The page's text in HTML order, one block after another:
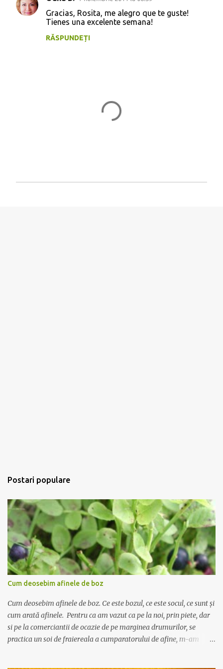
Gracias, Rosita, me alegro que te guste!
Tienes una excelente semana!
RĂSPUNDEȚI
Postari populare
Cum deosebim afinele de boz
Cum deosebim afinele de boz. Ce este bozul, ce este socul, ce sunt și
cum arată afinele. Pentru ca am vazut ca pe la noi, prin piete, dar
si pe la comerciantii de ocazie de pe marginea drumurilor, se
practica un soi de fraiereala a cumparatorului de afine, m-am